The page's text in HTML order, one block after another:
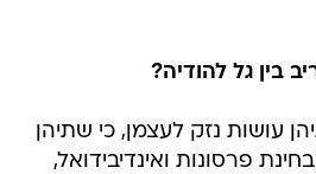
בין גל להודיה?
עושות נזק לעצמן, כי שתיהן
פרסונות ואינדיבידואל,